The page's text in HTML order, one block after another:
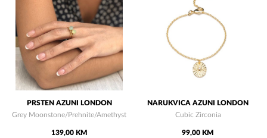
PRSTEN AZUNI LONDON
Grey Moonstone/Prehnite/Amethyst
139,00 KM
NARUKVICA AZUNI LONDON
Cubic Zirconia
99,00 KM